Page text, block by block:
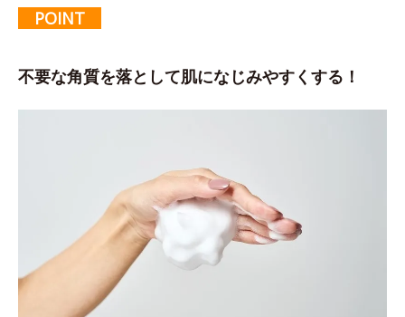
POINT
不要な角質を落として肌になじみやすくする！